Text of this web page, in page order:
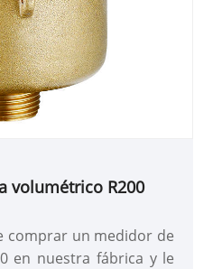
volumétrico R200
comprar un medidor de
en nuestra fábrica y le